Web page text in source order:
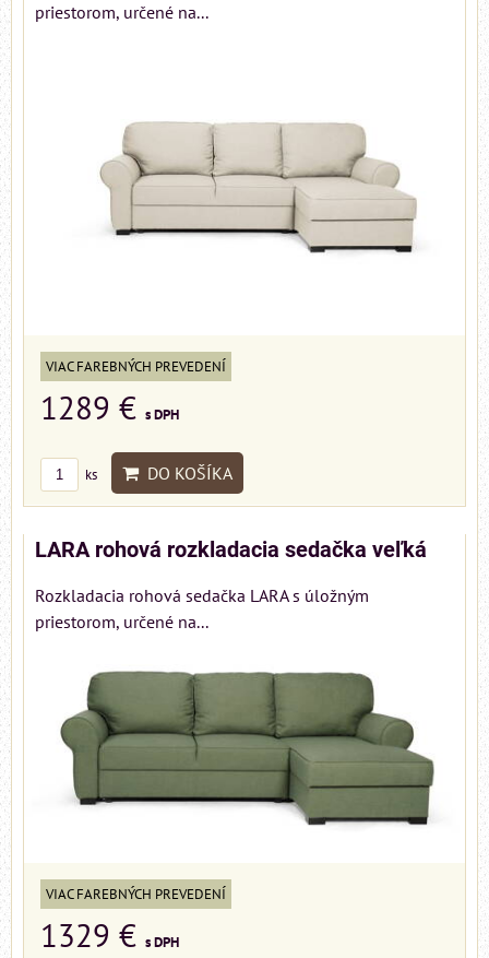
priestorom, určené na...
VIAC FAREBNÝCH PREVEDENÍ
1289 € s DPH
ks DO KOŠÍKA
LARA rohová rozkladacia sedačka veľká
Rozkladacia rohová sedačka LARA s úložným
priestorom, určené na...
VIAC FAREBNÝCH PREVEDENÍ
1329 € s DPH